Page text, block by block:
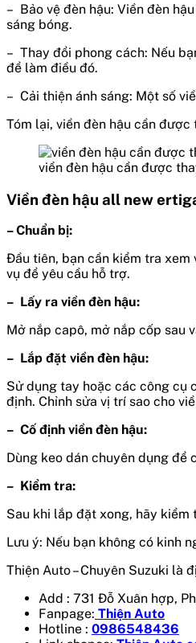
– Bảo vệ đèn hậu: Viền đèn
sáng bóng.
– Thay đổi phong cách: Nếu
để làm điều đó.
– Cải thiện ánh sáng: Một số
Tóm lại, viền đèn hậu cần
viền đèn hậu cần được
Viền đèn hậu all new
– Chuẩn bị:
Đầu tiên, bạn cần kiểm tra xem
vụ để yêu cầu hỗ trợ.
– Lấy ra viền đèn hậu:
Mở nắp capô, mở nắp cốp sau
– Lắp đặt viền đèn hậu:
Sử dụng tay hoặc các công cụ
định. Chỉnh sửa vị trí sao cho
– Cố định viền đèn hậu:
Dùng keo dán chuyên dụng để
– Kiểm tra:
Sau khi lắp đặt xong, hãy
Lưu ý: Nếu bạn không có kinh
Thiện Auto – Chuyên Suzuki là
Add : 731 Đỗ Xuân hợp,
Fanpage: Thiện Auto
Hotline : 0986548436